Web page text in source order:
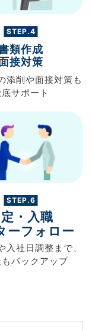
STEP.4
類作成
接対策
添削や面接対策も
サポート
STEP.6
・入職
ーフォロー
入社日調整まで、
バックアップ